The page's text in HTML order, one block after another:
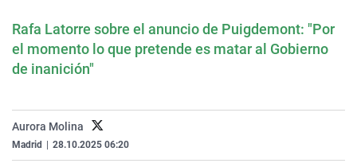
Rafa Latorre sobre el anuncio de Puigdemont: "Por
el momento lo que pretende es matar al Gobierno
de inanición"
Aurora Molina
Madrid 28.10.2025 06:20